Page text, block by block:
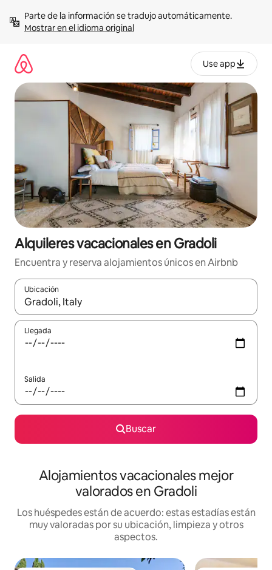
contenidoMostrar en el idioma original
Use app
Alquileres vacacionales en Gradoli
Encuentra y reserva alojamientos únicos en Airbnb
Ubicación
Cuando los resultados estén disponibles, navega con las
Llegada
Salida
Buscar
Alojamientos vacacionales mejor
valorados en Gradoli
Los huéspedes están de acuerdo: estas estadías están
muy valoradas por su ubicación, limpieza y otros
aspectos.